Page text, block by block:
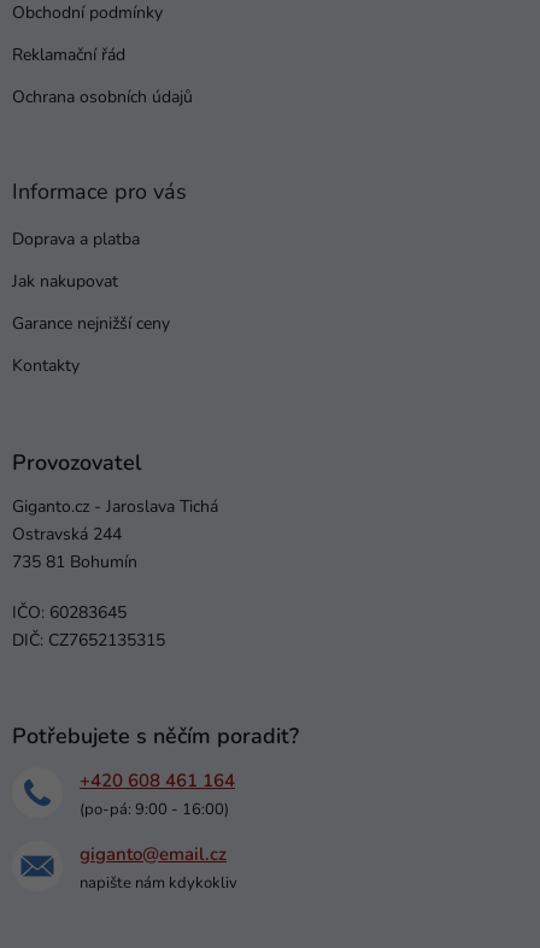
Obchodní podmínky
Reklamační řád
Ochrana osobních údajů
Informace pro vás
Doprava a platba
Jak nakupovat
Garance nejnižší ceny
Kontakty
Provozovatel
Giganto.cz - Jaroslava Tichá
Ostravská 244
735 81 Bohumín
IČO: 60283645
DIČ: CZ7652135315
Potřebujete s něčím poradit?
+420 608 461 164
(po-pá: 9:00 - 16:00)
giganto@email.cz
napište nám kdykokliv